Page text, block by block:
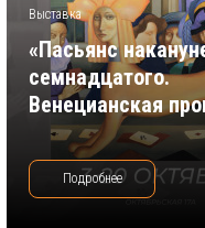
Выставка
«Пасьянс
семнадцатого.
Венецианская
Подробнее